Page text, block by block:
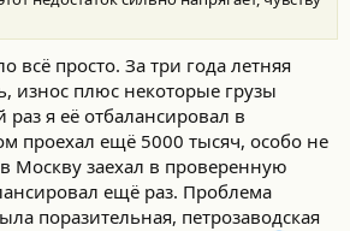
всё просто. За три года летняя
износ плюс некоторые грузы
я её отбалансировал в
проехал ещё 5000 тысяч, особо не
Москву заехал в проверенную
ещё раз. Проблема
поразительная, петрозаводская